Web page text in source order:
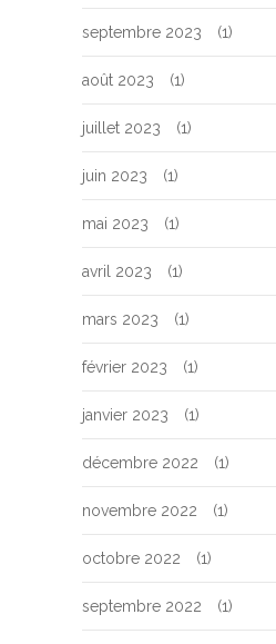
septembre 2023 (1)
août 2023 (1)
juillet 2023 (1)
juin 2023 (1)
mai 2023 (1)
avril 2023 (1)
mars 2023 (1)
février 2023 (1)
janvier 2023 (1)
décembre 2022 (1)
novembre 2022 (1)
octobre 2022 (1)
septembre 2022 (1)